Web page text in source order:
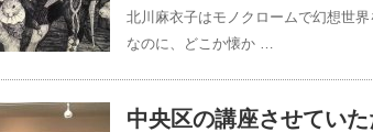
北川麻衣子はモノクロームで幻想世
なのに、どこか懐か …
中央区の講座させていた